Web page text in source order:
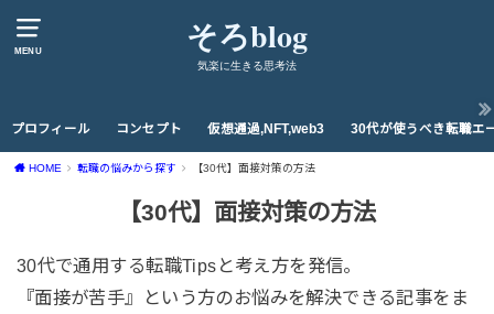
MENU そろblog
気楽に生きる思考法
プロフィール コンセプト 仮想通過,NFT,web3 30代が使うべき転職エ
HOME 転職の悩みから探す 【30代】面接対策の方法
【30代】面接対策の方法
30代で通用する転職Tipsと考え方を発信。
『面接が苦手』という方のお悩みを解決できる記事をま